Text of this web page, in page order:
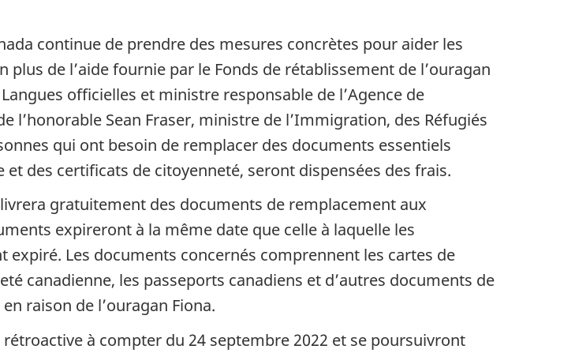
continue de prendre des mesures concrètes pour aider les
de l’aide fournie par le Fonds de rétablissement de l’ouragan
officielles et ministre responsable de l’Agence de
Sean Fraser, ministre de l’Immigration, des Réfugiés
qui ont besoin de remplacer des documents essentiels
des certificats de citoyenneté, seront dispensées des frais.
gratuitement des documents de remplacement aux
expireront à la même date que celle à laquelle les
Les documents concernés comprennent les cartes de
canadienne, les passeports canadiens et d’autres documents de
raison de l’ouragan Fiona.
à compter du 24 septembre 2022 et se poursuivront